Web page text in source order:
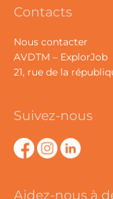
Contacts
Nous contacter
AVDTM – ExplorJob
21, rue de la
Suivez-nous
Aidez-nous à